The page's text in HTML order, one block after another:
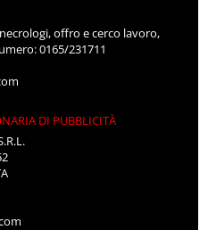
offro e cerco lavoro,
0165/231711
DI PUBBLICITÀ